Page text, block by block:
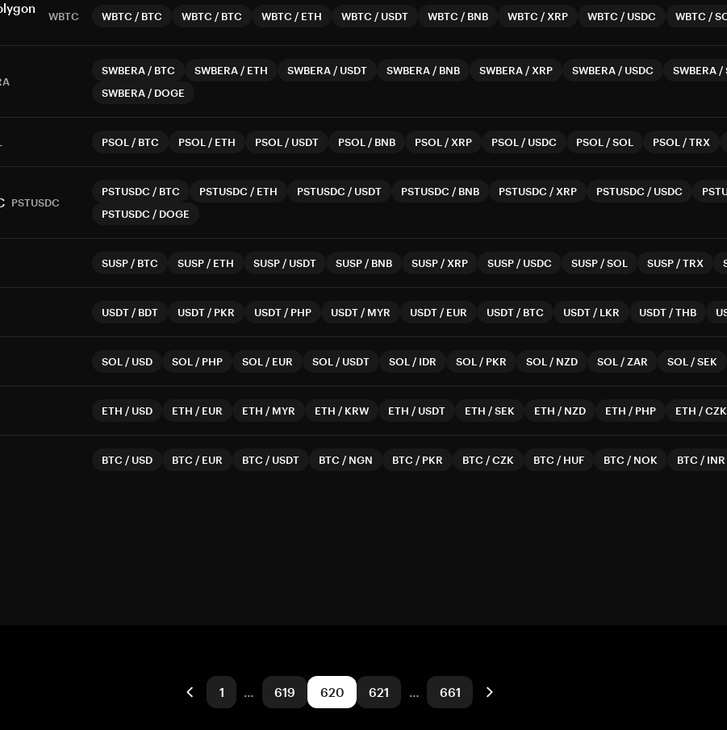
WBTC WBTC / BTC WBTC / BTC WBTC / ETH WBTC / USDT WBTC / BNB WBTC / XRP WBTC / USDC WBTC /
SWBERA / BTC SWBERA / ETH SWBERA / USDT SWBERA / BNB SWBERA / XRP SWBERA / USDC SWBERA /
SWBERA / DOGE
PSOL / BTC PSOL / ETH PSOL / USDT PSOL / BNB PSOL / XRP PSOL / USDC PSOL /SOL PSOL /TRX
PSTUSDC
PSTUSDC / BTC PSTUSDC / ETH PSTUSDC / USDT PSTUSDC / BNB PSTUSDC / XRP PSTUSDC / USDC
PSTUSDC / DOGE
SUSP / BTC SUSP / ETH SUSP / USDT SUSP / BNB SUSP / XRP SUSP / USDC SUSP /SOL SUSP /TRX
USDT / BDT USDT / PKR USDT / PHP USDT / MYR USDT / EUR USDT / BTC USDT / LKR USDT /THB
SOL / USD SOL / PHP SOL / EUR SOL / USDT SOL / IDR SOL / PKR SOL / NZD SOL /ZAR SOL /SEK
ETH / USD ETH / EUR ETH / MYR ETH / KRW ETH / USDT ETH /SEK ETH / NZD ETH / PHP ETH /CZK
BTC / USD BTC / EUR BTC / USDT BTC / NGN BTC / PKR BTC /CZK BTC / HUF BTC / NOK BTC / INR
1 … 619 620 621 … 661